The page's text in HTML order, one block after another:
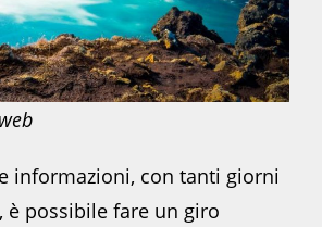
informazioni, con tanti giorni
è possibile fare un giro